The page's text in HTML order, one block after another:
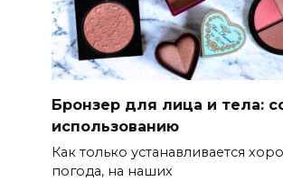
Бронзер для лица и тела:
использованию
Как только устанавливается
погода, на наших